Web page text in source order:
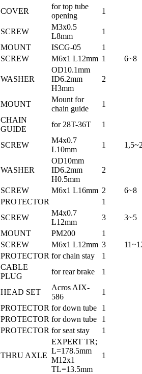
COVER
for top tube
opening
1
SCREW
M3x0.5
L8mm
1
MOUNT ISCG-05
1
SCREW M6x1 L12mm 1 6~8
WASHER
OD10.1mm
ID6.2mm
H3mm
2
MOUNT
Mount for
chain guide
1
CHAIN
GUIDE
for 28T-36T 1
SCREW
M4x0.7
L10mm
1
WASHER
OD10mm
ID6.2mm
H0.5mm
2
SCREW M6x1 L16mm 2
6~8
PROTECTOR
1
SCREW
M4x0.7
L12mm
3
3~5
MOUNT PM200
1
SCREW M6x1 L12mm 3
PROTECTOR for chain stay
1
CABLE
PLUG
for rear brake 1
HEAD SET
Acros AIX-
586
1
PROTECTOR for down tube
1
PROTECTOR for down tube
1
PROTECTOR for seat stay 1
THRU AXLE
EXPERT TR;
L=178.5mm
M12x1
TL=13.5mm
1